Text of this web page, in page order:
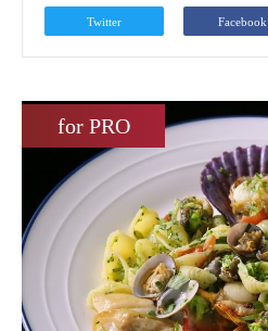
Twitter Facebook
for PRO